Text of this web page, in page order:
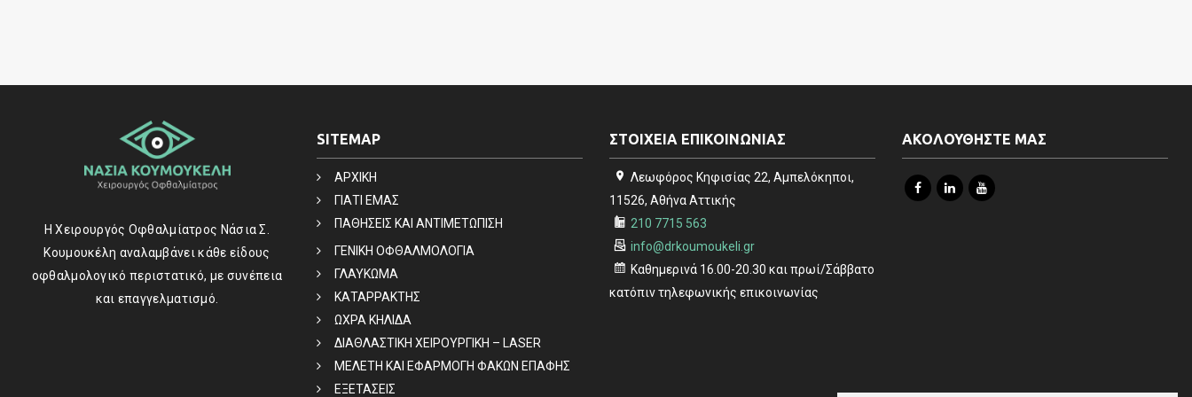
Η Χειρουργός Οφθαλμίατρος Νάσια Σ.
Κουμουκέλη αναλαμβάνει κάθε είδους
οφθαλμολογικό περιστατικό, με συνέπεια
και επαγγελματισμό.
SITEMAP
ΑΡΧΙΚΗ
ΓΙΑΤΙ ΕΜΑΣ
ΠΑΘΗΣΕΙΣ ΚΑΙ ΑΝΤΙΜΕΤΩΠΙΣΗ
ΓΕΝΙΚΗ ΟΦΘΑΛΜΟΛΟΓΙΑ
ΓΛΑΥΚΩΜΑ
ΚΑΤΑΡΡΑΚΤΗΣ
ΩΧΡΑ ΚΗΛΙΔΑ
ΔΙΑΘΛΑΣΤΙΚΗ ΧΕΙΡΟΥΡΓΙΚΗ – LASER
ΜΕΛΕΤΗ ΚΑΙ ΕΦΑΡΜΟΓΗ ΦΑΚΩΝ ΕΠΑΦΗΣ
ΕΞΕΤΑΣΕΙΣ
ΣΤΟΙΧΕΙΑ ΕΠΙΚΟΙΝΩΝΙΑΣ
Λεωφόρος Κηφισίας 22, Αμπελόκηποι,
11526, Αθήνα Αττικής
210 7715 563
info@drkoumoukeli.gr
Καθημερινά 16.00-20.30 και πρωί/Σάββατο
κατόπιν τηλεφωνικής επικοινωνίας
ΑΚΟΛΟΥΘΗΣΤΕ ΜΑΣ